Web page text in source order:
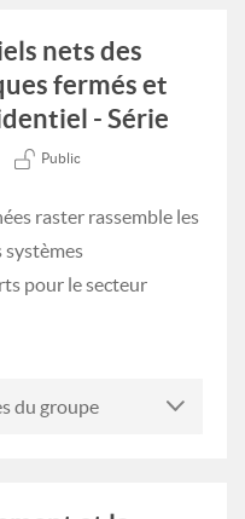
nets des
fermés et
- Série
Public
raster rassemble les
systèmes
pour le secteur
du groupe